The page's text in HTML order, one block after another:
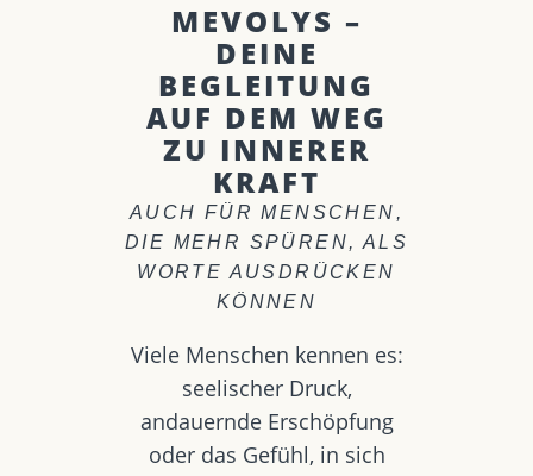
MEVOLYS –
DEINE
BEGLEITUNG
AUF DEM WEG
ZU INNERER
KRAFT
AUCH FÜR MENSCHEN,
DIE MEHR SPÜREN, ALS
WORTE AUSDRÜCKEN
KÖNNEN
Viele Menschen kennen es:
seelischer Druck,
andauernde Erschöpfung
oder das Gefühl, in sich